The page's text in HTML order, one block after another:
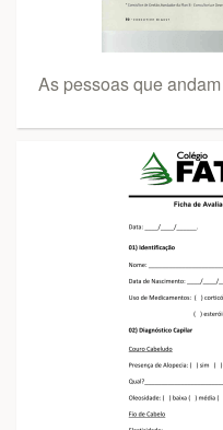
As pessoas que